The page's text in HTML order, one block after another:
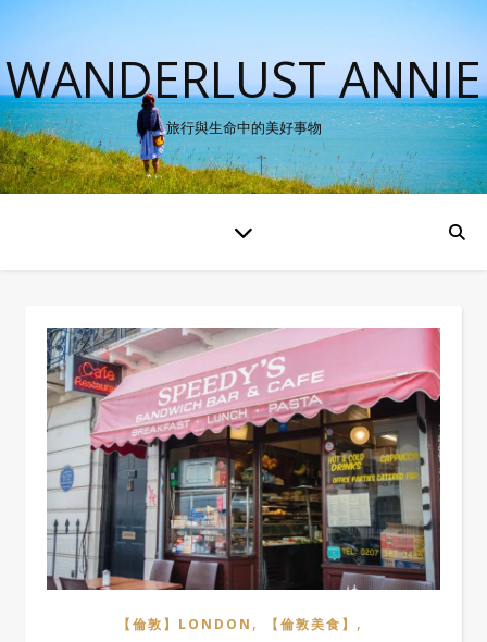
WANDERLUST ANNIE
旅行與生命中的美好事物
【倫敦】LONDON , 【倫敦美食】 ,